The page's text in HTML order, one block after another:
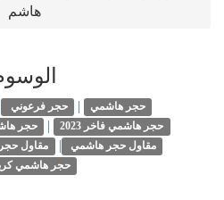
هاشم
حجر هاشمي | حجر فرعوني
حجر هاشمي فاخر 2023 | حجر
مقاول حجر هاشمي | مقاول
حجر هاشمي